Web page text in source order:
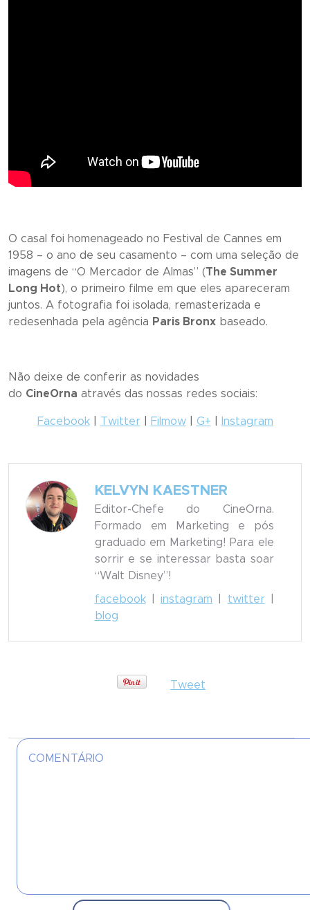
O casal foi homenageado no Festival de Cannes em
1958 – o ano de seu casamento – com uma seleção de
imagens de “O Mercador de Almas” (The Summer
Long Hot), o primeiro filme em que eles apareceram
juntos. A fotografia foi isolada, remasterizada e
redesenhada pela agência Paris Bronx baseado.
Não deixe de conferir as novidades
do CineOrna através das nossas redes sociais:
Facebook| Twitter| Filmow| G+ Instagram
KELVYN KAESTNER
Editor-Chefe do CineOrna.
Formado em Marketing e pós
graduado em Marketing! Para ele
sorrir e se interessar basta soar
“Walt Disney”!
facebook|instagram twitter|
blog
Tweet